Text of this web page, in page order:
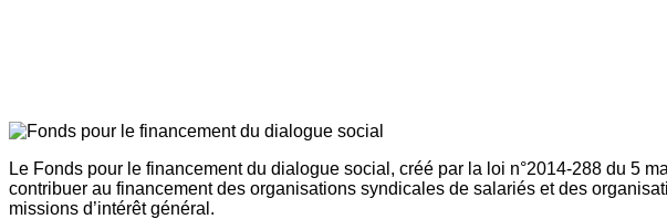
Le Fonds pour le financement du dialogue social, créé par la loi n°2014-288 du 5
contribuer au financement des organisations syndicales de salariés et des
missions d’intérêt général.